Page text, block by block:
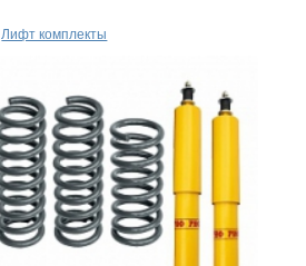
Лифт комплекты